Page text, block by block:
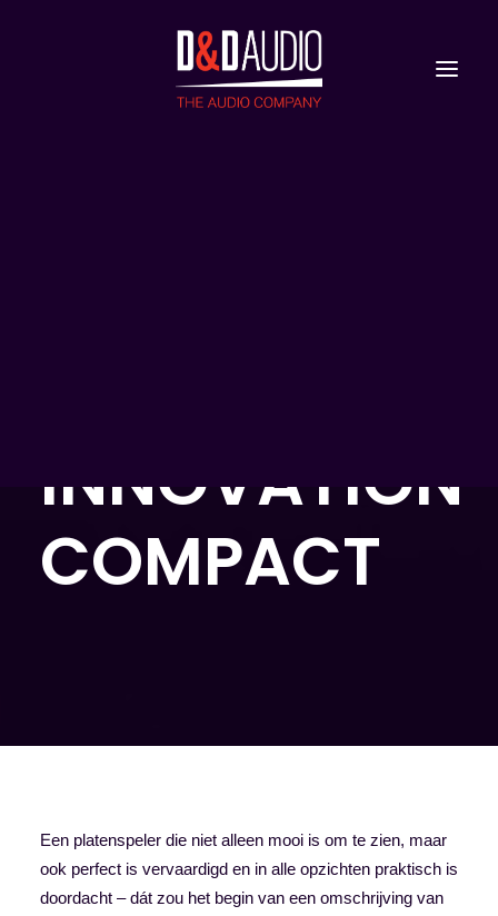
INNOVATION
COMPACT
Een platenspeler die niet alleen mooi is om te zien, maar
ook perfect is vervaardigd en in alle opzichten praktisch is
doordacht – dát zou het begin van een omschrijving van